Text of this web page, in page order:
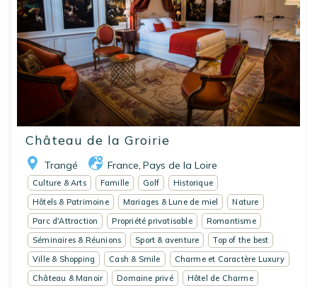
Château de la Groirie
Trangé France Pays de la Loire
Culture & Arts Famille Golf
Historique
Hôtels & Patrimoine
Mariages & Lune de miel
Nature
Parc d'Attraction
Propriété privatisable
Romantisme
Séminaires & Réunions
Sport & aventure
Top of the best
Ville & Shopping
Cash & Smile
Charme et Caractère Luxury
Château & Manoir
Domaine privé
Hôtel de Charme